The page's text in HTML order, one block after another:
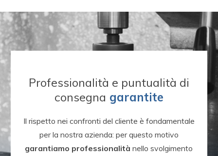
Professionalità e puntualità di
consegna garantite
Il rispetto nei confronti del cliente è fondamentale
per la nostra azienda: per questo motivo
garantiamo professionalità nello svolgimento